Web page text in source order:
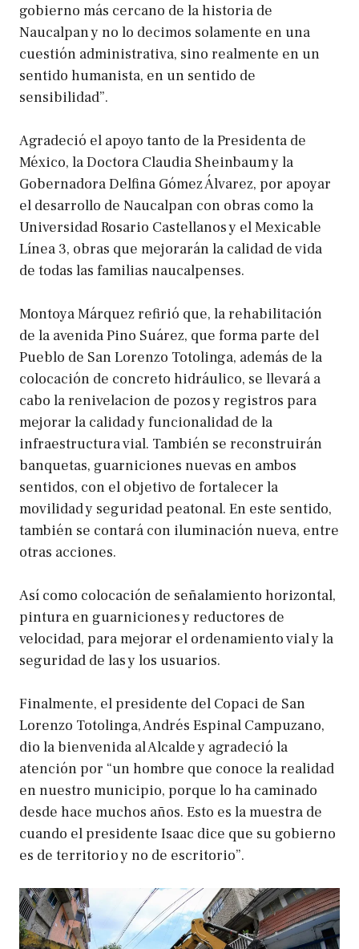
gobierno más cercano de la historia de
Naucalpan y no lo decimos solamente en una
cuestión administrativa, sino realmente en un
sentido humanista, en un sentido de
sensibilidad”.
Agradeció el apoyo tanto de la Presidenta de
México, la Doctora Claudia Sheinbaum y la
Gobernadora Delfina Gómez Álvarez, por apoyar
el desarrollo de Naucalpan con obras como la
Universidad Rosario Castellanos y el Mexicable
Línea 3, obras que mejorarán la calidad de vida
de todas las familias naucalpenses.
Montoya Márquez refirió que, la rehabilitación
de la avenida Pino Suárez, que forma parte del
Pueblo de San Lorenzo Totolinga, además de la
colocación de concreto hidráulico, se llevará a
cabo la renivelacion de pozos y registros para
mejorar la calidad y funcionalidad de la
infraestructura vial. También se reconstruirán
banquetas, guarniciones nuevas en ambos
sentidos, con el objetivo de fortalecer la
movilidad y seguridad peatonal. En este sentido,
también se contará con iluminación nueva, entre
otras acciones.
Así como colocación de señalamiento horizontal,
pintura en guarniciones y reductores de
velocidad, para mejorar el ordenamiento vial y la
seguridad de las y los usuarios.
Finalmente, el presidente del Copaci de San
Lorenzo Totolinga, Andrés Espinal Campuzano,
dio la bienvenida al Alcalde y agradeció la
atención por “un hombre que conoce la realidad
en nuestro municipio, porque lo ha caminado
desde hace muchos años. Esto es la muestra de
cuando el presidente Isaac dice que su gobierno
es de territorio y no de escritorio”.